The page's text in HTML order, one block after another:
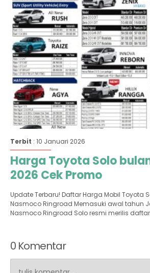
Terbit : 10 Januari 2026
Harga Toyota Solo
2026 Cek Promo
Update Terbaru! Daftar Harga Mobil Toyota
Nasmoco Ringroad Memasuki awal tahun
Nasmoco Ringroad Solo resmi merilis
0 Komentar